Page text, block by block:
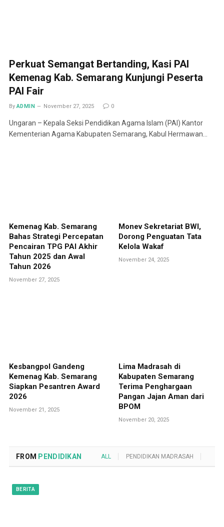
Perkuat Semangat Bertanding, Kasi PAI
Kemenag Kab. Semarang Kunjungi Peserta
PAI Fair
By ADMIN November 27, 2025 0
Ungaran – Kepala Seksi Pendidikan Agama Islam (PAI) Kantor
Kementerian Agama Kabupaten Semarang, Kabul Hermawan…
Kemenag Kab. Semarang
Bahas Strategi Percepatan
Pencairan TPG PAI Akhir
Tahun 2025 dan Awal
Tahun 2026
November 27, 2025
Monev Sekretariat BWI,
Dorong Penguatan Tata
Kelola Wakaf
November 24, 2025
Kesbangpol Gandeng
Kemenag Kab. Semarang
Siapkan Pesantren Award
2026
November 21, 2025
Lima Madrasah di
Kabupaten Semarang
Terima Penghargaan
Pangan Jajan Aman dari
BPOM
November 20, 2025
FROM PENDIDIKAN ALL PENDIDIKAN MADRASAH
BERITA